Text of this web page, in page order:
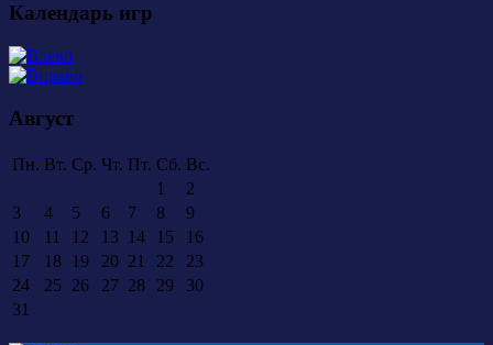
Календарь игр
Август
Пн. Вт. Ср. Чт. Пт. Сб. Вс.
1
2
3
4 5 6 7 8
9
10
11 12 13 14 15
16
17
18 19 20 21 22
23
24
25 26 27 28 29
30
31